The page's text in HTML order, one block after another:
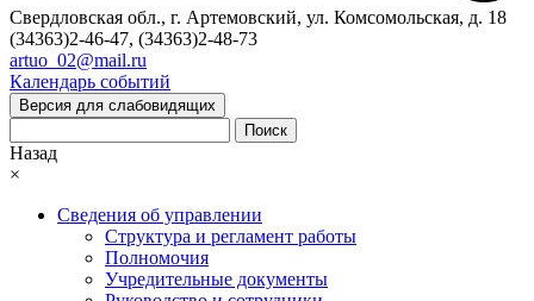
Свердловская обл., г. Артемовский, ул. Комсомольская, д. 18
(34363)2-46-47, (34363)2-48-73
artuo_02@mail.ru
Календарь событий
Версия для слабовидящих
Поиск
Назад
×
Сведения об управлении
Структура и регламент работы
Полномочия
Учредительные документы